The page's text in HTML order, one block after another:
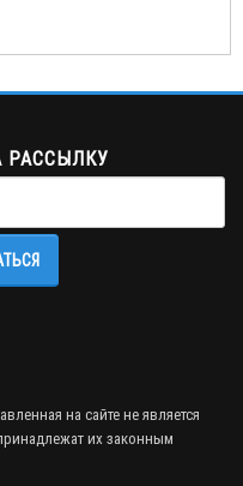
РАССЫЛКУ
на сайте не является
их законным